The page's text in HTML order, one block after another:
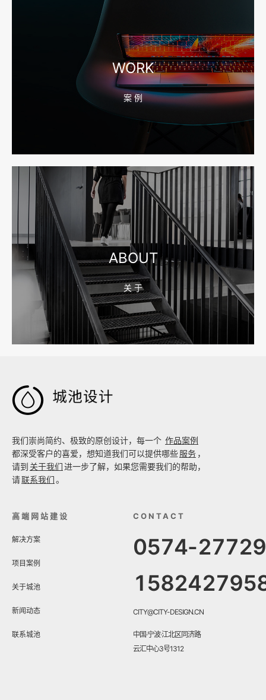
宁波高端网站建设公司推荐，移动端验收别放到最后
宁波网站建设报价怎么看？合同、源码和后台要先写清
2026-08-04 17:55:09
宁波制造业网站建设公司怎么选？先看产品询盘字段
2026-08-02 17:58:44
工厂短视频拍摄后，怎样放进官网帮助客户判断实力
WORK
案 例
ABOUT
关 于

我们崇尚简约、极致的原创设计，每一个 作品案例
都深受客户的喜爱，想知道我们可以提供哪些服务 ，
请到 关于我们进一步了解，如果您需要我们的帮助，
请联系我们。
高端网站建设
解决方案
项目案例
关于城池
新闻动态
联系城池
CONTACT
0574-
CITY@CITY-DESIGN.CN
中国·宁波·江北区同济路
云汇中心3号1312